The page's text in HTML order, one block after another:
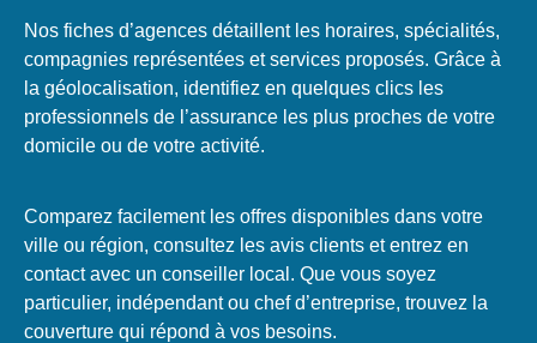
Nos fiches d’agences détaillent les horaires, spécialités,
compagnies représentées et services proposés. Grâce à
la géolocalisation, identifiez en quelques clics les
professionnels de l’assurance les plus proches de votre
domicile ou de votre activité.
Comparez facilement les offres disponibles dans votre
ville ou région, consultez les avis clients et entrez en
contact avec un conseiller local. Que vous soyez
particulier, indépendant ou chef d’entreprise, trouvez la
couverture qui répond à vos besoins.